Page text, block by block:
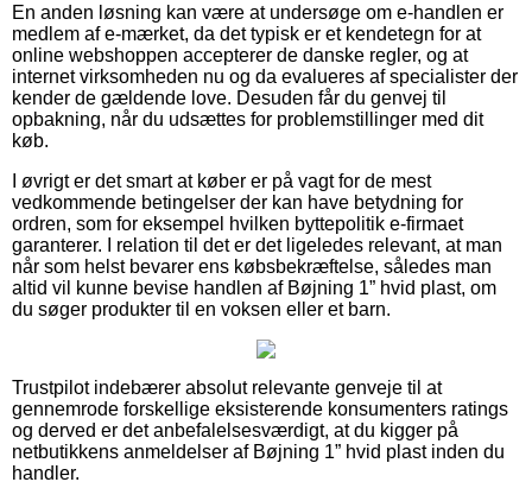
En anden løsning kan være at undersøge om e-handlen er
medlem af e-mærket, da det typisk er et kendetegn for at
online webshoppen accepterer de danske regler, og at
internet virksomheden nu og da evalueres af specialister der
kender de gældende love. Desuden får du genvej til
opbakning, når du udsættes for problemstillinger med dit
køb.
I øvrigt er det smart at køber er på vagt for de mest
vedkommende betingelser der kan have betydning for
ordren, som for eksempel hvilken byttepolitik e-firmaet
garanterer. I relation til det er det ligeledes relevant, at man
når som helst bevarer ens købsbekræftelse, således man
altid vil kunne bevise handlen af Bøjning 1” hvid plast, om
du søger produkter til en voksen eller et barn.
Trustpilot indebærer absolut relevante genveje til at
gennemrode forskellige eksisterende konsumenters ratings
og derved er det anbefalelsesværdigt, at du kigger på
netbutikkens anmeldelser af Bøjning 1” hvid plast inden du
handler.